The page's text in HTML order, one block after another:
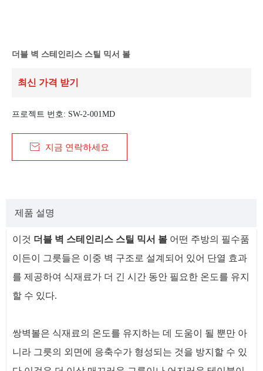
더블 벽 스테인리스 스틸 믹서 볼
최신 가격 받기
프로젝트 번호: SW-2-001MD
 지금 연락하세요
제품 설명
이것 더블 벽 스테인리스 스틸 믹서 볼 어떤 주방의 필수품
이든이 그릇들은 이중 벽 구조로 설계되어 있어 단열 효과
를 제공하여 식재료가 더 긴 시간 동안 필요한 온도를 유지
할 수 있다.
쌍벽볼은 식재료의 온도를 유지하는 데 도움이 될 뿐만 아
니라 그릇의 외면에 응축수가 형성되는 것을 방지할 수 있